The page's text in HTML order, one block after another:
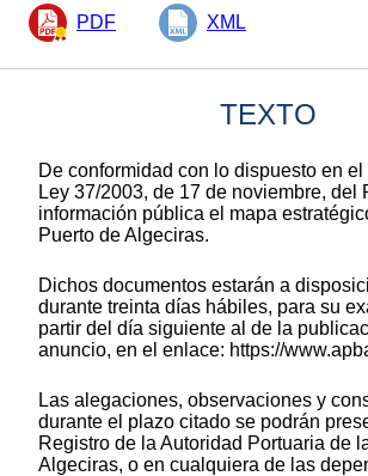
PDF XML
TEXTO
De conformidad con lo dispuesto en
Ley 37/2003, de 17 de noviembre, del
información pública el mapa
Puerto de Algeciras.
Dichos documentos estarán a
durante treinta días hábiles, para su
partir del día siguiente al de la
anuncio, en el enlace: https://
Las alegaciones, observaciones y
durante el plazo citado se podrán
Registro de la Autoridad Portuaria de
Algeciras, o en cualquiera de las